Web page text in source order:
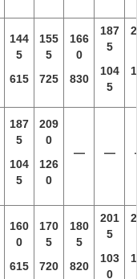
144
5
615
155
5
725
166
0
830
187
5
104
5
187
5
104
5
209
0
126
0
— —
160
0
615
170
5
720
180
5
820
201
5
103
0